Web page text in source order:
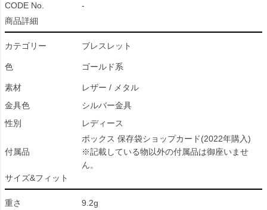
CODE No.
-
商品詳細
カテゴリー ブレスレット
色 ゴールド系
素材
レザー / メタル
金具色
シルバー金具
性別
レディース
付属品
ボックス 保存袋ショップカード(2022年購入)
※記載している物以外の付属品は御座いませ
ん。
サイズ&フィット
重さ
9.2g